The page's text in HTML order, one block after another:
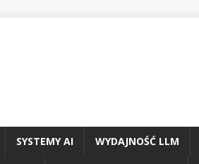
SYSTEMY AI WYDAJNOŚĆ LLM